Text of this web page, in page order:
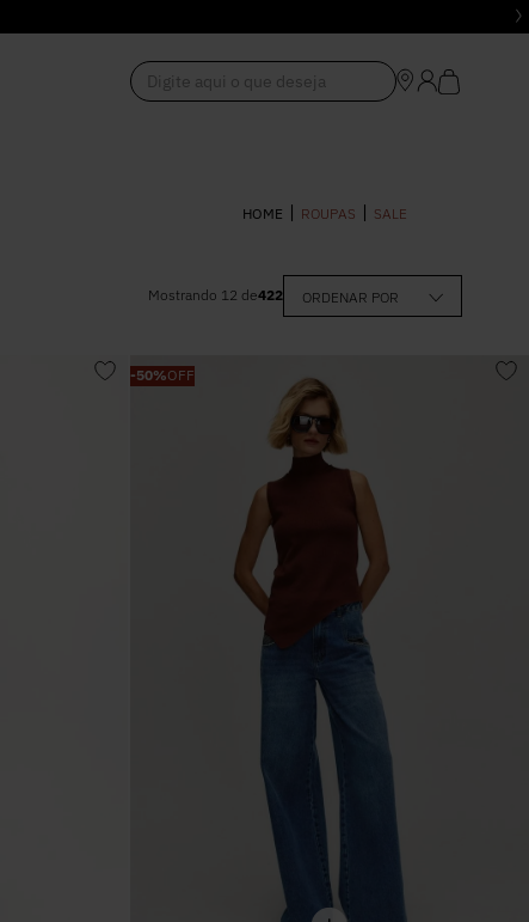
Digite aqui o que deseja
ROUPAS SALE
Mostrando 12 de422 ORDENAR POR
-50%OFF
Colete
Vestido Branco